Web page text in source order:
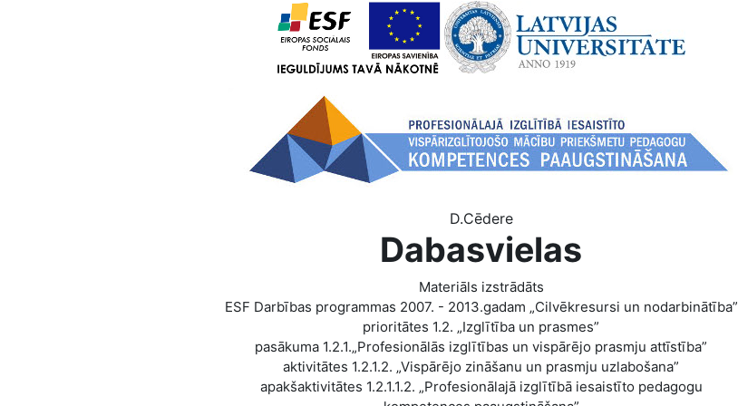
D.Cēdere
Dabasvielas
Materiāls izstrādāts
ESF Darbības programmas 2007. - 2013.gadam „Cilvēkresursi un nodarbinātība”
prioritātes 1.2. „Izglītība un prasmes”
pasākuma 1.2.1.„Profesionālās izglītības un vispārējo prasmju attīstība”
aktivitātes 1.2.1.2. „Vispārējo zināšanu un prasmju uzlabošana”
apakšaktivitātes 1.2.1.1.2. „Profesionālajā izglītībā iesaistīto pedagogu